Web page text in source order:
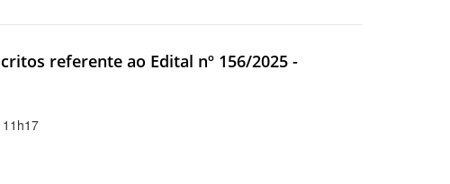
referente ao Edital nº 156/2025 -